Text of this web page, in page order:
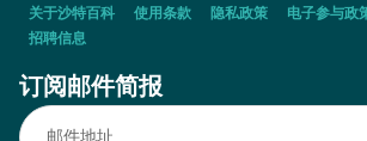
关于沙特百科 使用条款 隐私政策 电子参与政
招聘信息
订阅邮件简报